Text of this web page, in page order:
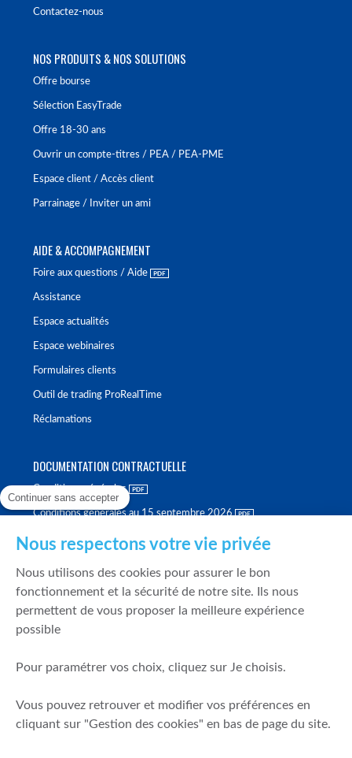
Contactez-nous
NOS PRODUITS & NOS SOLUTIONS
Offre bourse
Sélection EasyTrade
Offre 18-30 ans
Ouvrir un compte-titres / PEA / PEA-PME
Espace client / Accès client
Parrainage / Inviter un ami
AIDE & ACCOMPAGNEMENT
Foire aux questions / Aide
Assistance
Espace actualités
Espace webinaires
Formulaires clients
Outil de trading ProRealTime
Réclamations
DOCUMENTATION CONTRACTUELLE
Conditions générales
Conditions générales au 15 septembre 2026
Politique de meilleure sélection
Politique de durabilité
Fonds de garantie des dépôts et de résolution
Mentions légales
Prévention de la fraude
Continuer sans accepter
Nous respectons votre vie privée
Nous utilisons des cookies pour assurer le bon
fonctionnement et la sécurité de notre site. Ils nous
permettent de vous proposer la meilleure expérience
possible
Pour paramétrer vos choix, cliquez sur Je choisis.
Vous pouvez retrouver et modifier vos préférences en
cliquant sur "Gestion des cookies" en bas de page du site.